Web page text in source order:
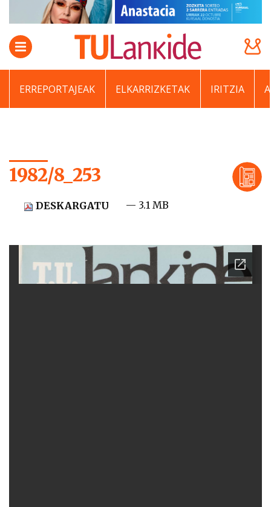
ERREPORTAJEAK ELKARRIZKETAK IRITZIA
1982/8_253
DESKARGATU — 3.1 MB